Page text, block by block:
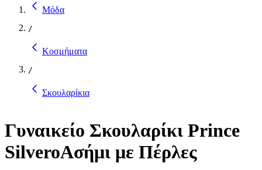
Μόδα
/
Κοσμήματα
/
Σκουλαρίκια
Γυναικείο Σκουλαρίκι Prince
SilveroΑσήμι με Πέρλες